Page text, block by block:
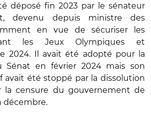
déposé fin 2023 par le sénateur
devenu depuis ministre des
en vue de sécuriser les
les Jeux Olympiques et
2024. Il avait été adopté pour la
Sénat en février 2024 mais son
avait été stoppé par la dissolution
la censure du gouvernement de
décembre.